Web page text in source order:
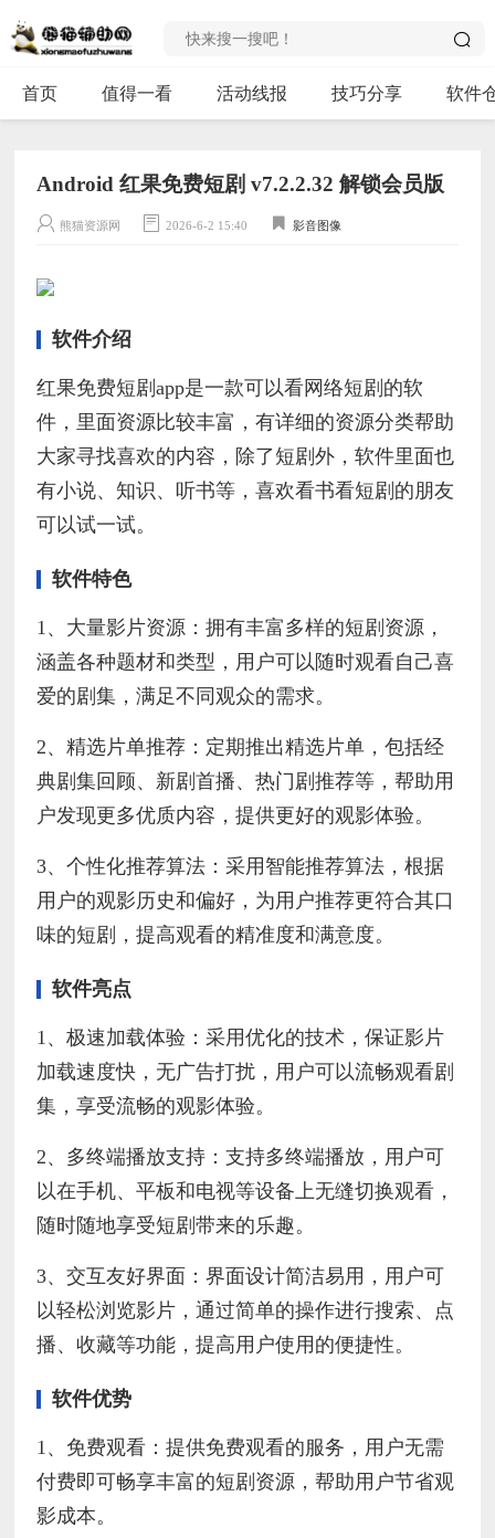
首页 值得一看 活动线报 技巧分享 软件
Android 红果免费短剧 v7.2.2.32 解锁会员版
熊猫资源网 2026-6-2 15:40 影音图像
软件介绍
红果免费短剧app是一款可以看网络短剧的软
件，里面资源比较丰富，有详细的资源分类帮助
大家寻找喜欢的内容，除了短剧外，软件里面也
有小说、知识、听书等，喜欢看书看短剧的朋友
可以试一试。
软件特色
1、大量影片资源：拥有丰富多样的短剧资源，
涵盖各种题材和类型，用户可以随时观看自己喜
爱的剧集，满足不同观众的需求。
2、精选片单推荐：定期推出精选片单，包括经
典剧集回顾、新剧首播、热门剧推荐等，帮助用
户发现更多优质内容，提供更好的观影体验。
3、个性化推荐算法：采用智能推荐算法，根据
用户的观影历史和偏好，为用户推荐更符合其口
味的短剧，提高观看的精准度和满意度。
软件亮点
1、极速加载体验：采用优化的技术，保证影片
加载速度快，无广告打扰，用户可以流畅观看剧
集，享受流畅的观影体验。
2、多终端播放支持：支持多终端播放，用户可
以在手机、平板和电视等设备上无缝切换观看，
随时随地享受短剧带来的乐趣。
3、交互友好界面：界面设计简洁易用，用户可
以轻松浏览影片，通过简单的操作进行搜索、点
播、收藏等功能，提高用户使用的便捷性。
软件优势
1、免费观看：提供免费观看的服务，用户无需
付费即可畅享丰富的短剧资源，帮助用户节省观
影成本。